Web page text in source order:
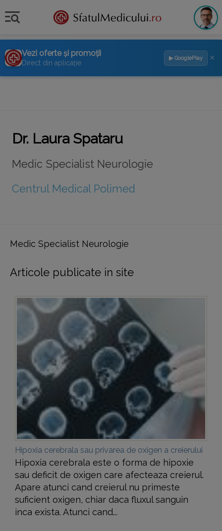
Vezi oferte și promoții
Direct din aplicație
▶ GooglePlay ×
Dr. Laura Spataru
Medic Specialist Neurologie
Centrul Medical Polimed
Medic Specialist Neurologie
Articole publicate in site
Hipoxia cerebrala sau privarea de oxigen a creierului
Hipoxia cerebrala este o forma de hipoxie
sau deficit de oxigen care afecteaza creierul.
Apare atunci cand creierul nu primeste
suficient oxigen, chiar daca fluxul sanguin
inca exista. Atunci cand...